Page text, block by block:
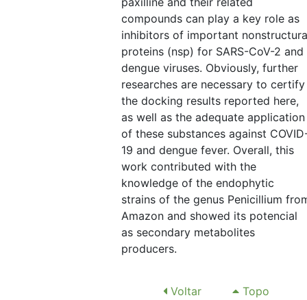
compounds can play a key role as
inhibitors of important
proteins (nsp) for SARS-CoV-2 and
dengue viruses. Obviously, further
researches are necessary to certify
the docking results reported here,
as well as the adequate application
of these substances against
19 and dengue fever. Overall, this
work contributed with the
knowledge of the endophytic
strains of the genus Penicillium
Amazon and showed its potencial
as secondary metabolites
producers.
Voltar
Topo